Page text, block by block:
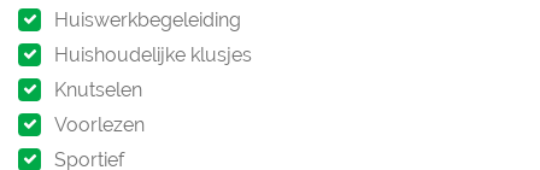
Huiswerkbegeleiding
Huishoudelijke klusjes
Knutselen
Voorlezen
Sportief